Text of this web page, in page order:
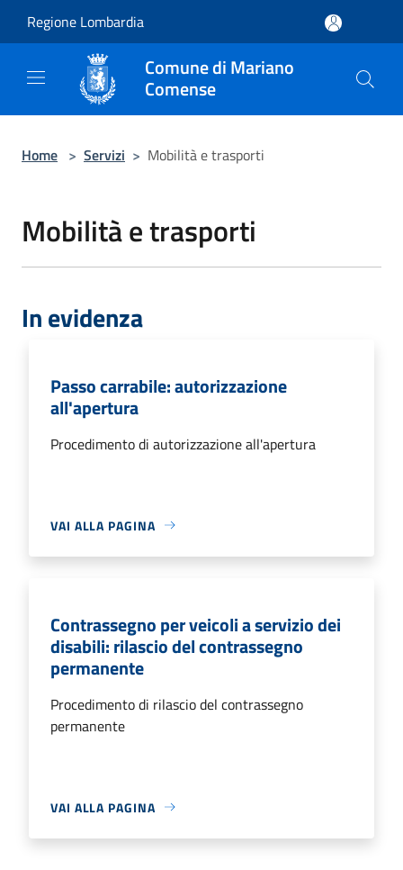
Regione Lombardia
Comune di Mariano
Comense
Home > Servizi > Mobilità e trasporti
Mobilità e trasporti
In evidenza
Passo carrabile: autorizzazione
all'apertura
Procedimento di autorizzazione all'apertura
VAI ALLA PAGINA
Contrassegno per veicoli a servizio dei
disabili: rilascio del contrassegno
permanente
Procedimento di rilascio del contrassegno
permanente
VAI ALLA PAGINA